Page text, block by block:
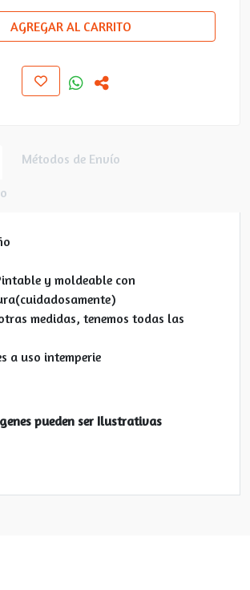
AGREGAR AL CARRITO
Métodos de Envío
y moldeable con
medidas, tenemos todas las
a uso intemperie
pueden ser Ilustrativas